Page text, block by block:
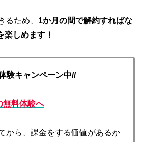
るため、 1か月の間で解約すればな
楽しめます！
験キャンペーン中//
無料体験へ
から、課金をする価値があるか